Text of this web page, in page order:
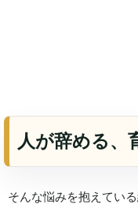
人が辞める、
そんな悩みを抱えてい